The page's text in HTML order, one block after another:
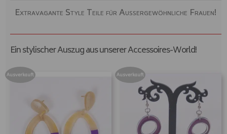
Extravagante Style Teile für Außergewöhnliche Frauen!
Ein stylischer Auszug aus unserer Accessoires-World!
Ausverkauft Ausverkauft